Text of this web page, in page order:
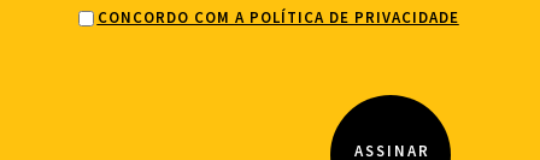
CONCORDO COM A POLÍTICA DE PRIVACIDADE